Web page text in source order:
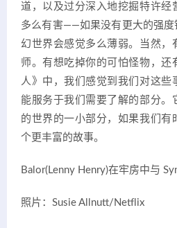
道，以及过分深入地挖掘特许经
多么有害——如果没有更大的强度
幻世界会感觉多么薄弱。当然，
师。有想吃掉你的可怕怪物，还
人》中，我们感觉到我们对这些
能服务于我们需要了解的部分。
的世界的一小部分，如果我们有
个更丰富的故事。
Balor(Lenny Henry)在牢房中与
照片：Susie Allnutt/Netflix